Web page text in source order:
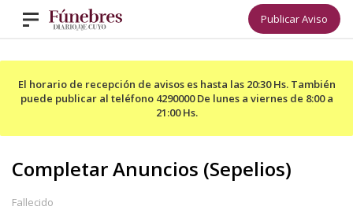
Publicar Aviso
El horario de recepción de avisos es hasta las 20:30 Hs. También
puede publicar al teléfono 4290000 De lunes a viernes de 8:00 a
21:00 Hs.
Fallecido